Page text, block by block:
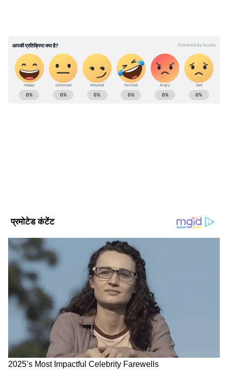
विभाग की ओर से अभी आधिकारिक प्रतिक्रिया का इंतजार
है।
अधिकारियों ने दिया जांच का आश्वासन
घटना के बाद, इलकल ब्लॉक शिक्षा अधिकारी जैस्मीन
किल्लीदार ने अस्पताल का दौरा किया और घायल छात्रा के
ABOUT THE AUTHOR
DOWNLOAD APP